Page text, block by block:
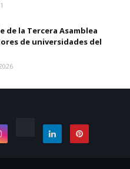
de la Tercera Asamblea
de universidades del